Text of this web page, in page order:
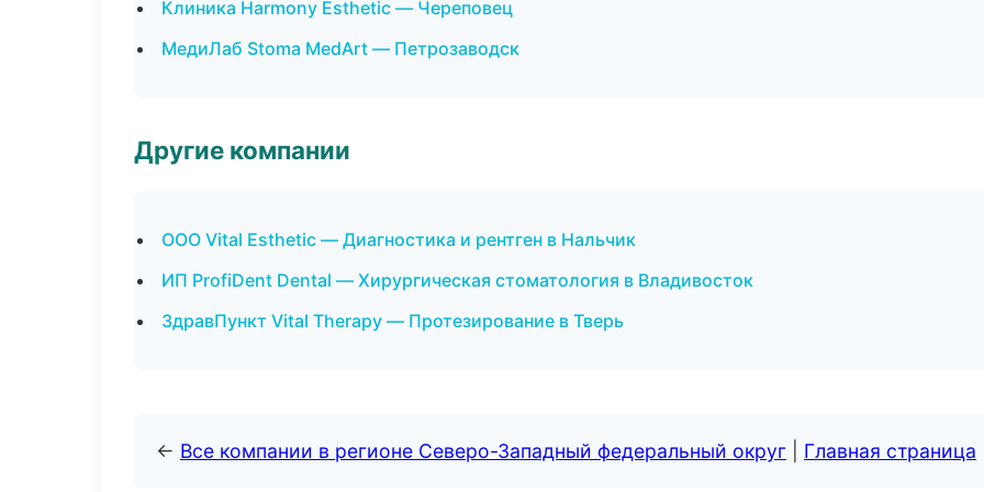
Клиника Harmony Esthetic — Череповец
МедиЛаб Stoma MedArt — Петрозаводск
Другие компании
ООО Vital Esthetic — Диагностика и рентген в Нальчик
ИП ProfiDent Dental — Хирургическая стоматология в Владивосток
ЗдравПункт Vital Therapy — Протезирование в Тверь
← Все компании в регионе Северо-Западный федеральный округ Главная страница